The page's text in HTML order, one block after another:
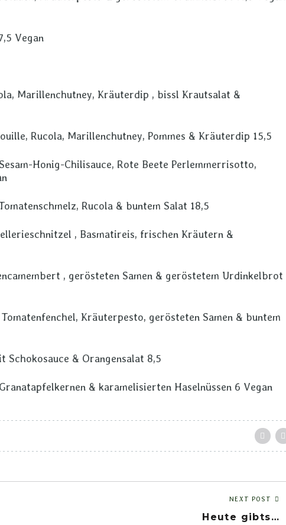
Vegan
Marillenchutney, Kräuterdip , bissl Krautsalat &
Rucola, Marillenchutney, Pommes & Kräuterdip 15,5
Honig-Chilisauce, Rote Beete Perlemmerrisotto,
Rucola & buntem Salat 18,5
, Basmatireis, frischen Kräutern &
, gerösteten Samen & geröstetem Urdinkelbrot
Kräuterpesto, gerösteten Samen & buntem
Schokosauce & Orangensalat 8,5
& karamelisierten Haselnüssen 6 Vegan
NEXT POST
Heute gibts…